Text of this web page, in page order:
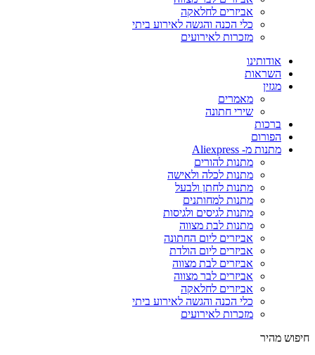
אביזרים לחלאקה
כלי הכנה והגשה לאירוע ביתי
מזכרות לאירועים
אודותינו
השראות
מגזין
מאמרים
שירי חתונה
ברכות
הפורום
מתנות מ- Aliexpress
מתנות להורים
מתנות לכלה ולאישה
מתנות לחתן ולבעל
מתנות למחותנים
מתנות לגיסים ולגיסות
מתנות לבת מצווה
אביזרים ליום החתונה
אביזרים ליום הולדת
אביזרים לבת מצווה
אביזרים לבר מצווה
אביזרים לחלאקה
כלי הכנה והגשה לאירוע ביתי
מזכרות לאירועים
חיפוש מהיר